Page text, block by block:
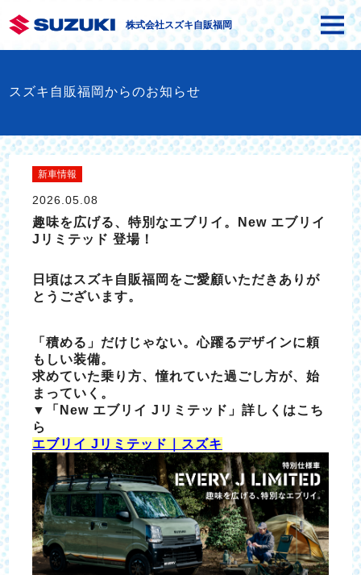
株式会社スズキ自販福岡
スズキ自販福岡からのお知らせ
新車情報
2026.05.08
趣味を広げる、特別なエブリイ。New エブリイ
Jリミテッド 登場！
日頃はスズキ自販福岡をご愛顧いただきありが
とうございます。
「積める」だけじゃない。心躍るデザインに頼
もしい装備。
求めていた乗り方、憧れていた過ごし方が、始
まっていく。
▼「New エブリイ Jリミテッド」詳しくはこち
ら
エブリイ Jリミテッド｜スズキ